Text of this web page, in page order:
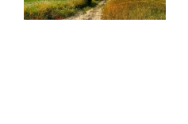
leurs rêves en France.